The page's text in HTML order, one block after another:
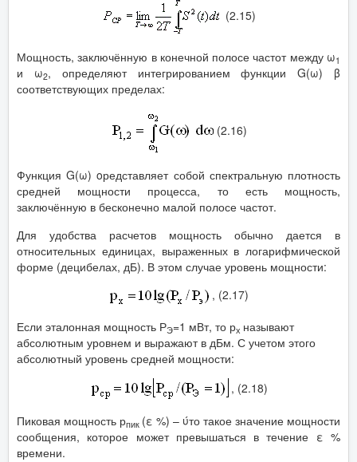
(2.15)
Мощность, заключённую в конечной полосе частот между ω1
и ω2, определяют интегрированием функции G(ω) β
соответствующих пределах:
(2.16)
Функция G(ω) οредставляет собой спектральную плотность
средней мощности процесса, то есть мощность,
заключённую в бесконечно малой полосе частот.
Для удобства расчетов мощность обычно дается в
относительных единицах, выраженных в логарифмической
форме (децибелах, дБ). В этом случае уровень мощности:
, (2.17)
Если эталонная мощность РЭ=1 мВт, то рх называют
абсолютным уровнем и выражают в дБм. С учетом этого
абсолютный уровень средней мощности:
, (2.18)
Пиковая мощность рпик (ε %) – ύто такое значение мощности
сообщения, которое может превышаться в течение ε %
времени.